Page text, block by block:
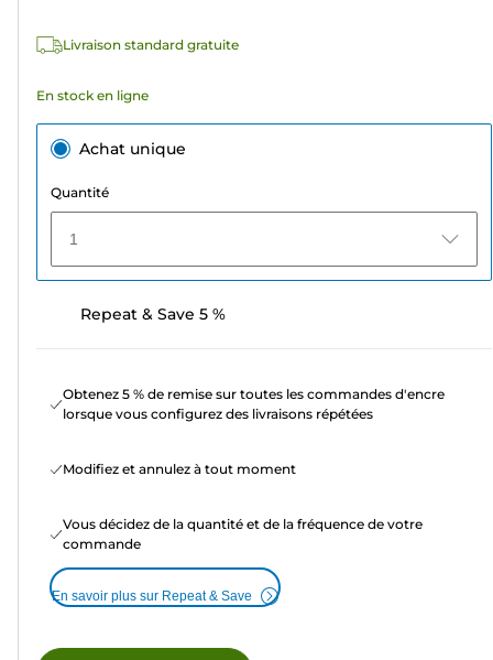
Livraison standard gratuite
En stock en ligne
Achat unique
Quantité
1
Repeat & Save 5 %
Obtenez 5 % de remise sur toutes les commandes d'encre
lorsque vous configurez des livraisons répétées
Modifiez et annulez à tout moment
Vous décidez de la quantité et de la fréquence de votre
commande
En savoir plus sur Repeat & Save